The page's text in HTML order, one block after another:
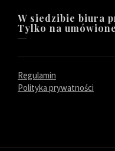
W siedzibie biura
Tylko na
Regulamin
Polityka prywatności